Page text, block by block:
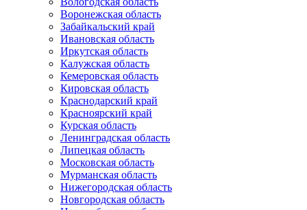
Воронежская область
Забайкальский край
Ивановская область
Иркутская область
Калужская область
Кемеровская область
Кировская область
Краснодарский край
Красноярский край
Курская область
Ленинградская область
Липецкая область
Московская область
Мурманская область
Нижегородская область
Новгородская область